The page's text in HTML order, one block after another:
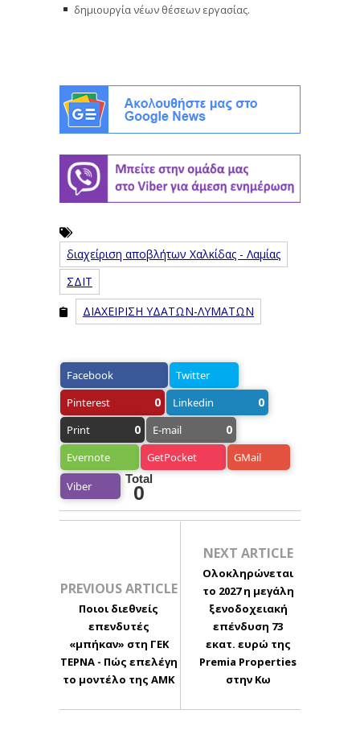
δημιουργία νέων θέσεων εργασίας.
διαχείριση αποβλήτων Χαλκίδας - Λαμίας
ΣΔΙΤ
ΔΙΑΧΕΙΡΙΣΗ ΥΔΑΤΩΝ-ΛΥΜΑΤΩΝ
Facebook
Twitter
Pinterest
0 Linkedin 0
Print 0 E-mail 0
Evernote GetPocket GMail
Viber
Total
0
PREVIOUS ARTICLE
Ποιοι διεθνείς
επενδυτές
«μπήκαν» στη ΓΕΚ
ΤΕΡΝΑ - Πώς επελέγη
το μοντέλο της ΑΜΚ
NEXT ARTICLE
Ολοκληρώνεται
το 2027 η μεγάλη
ξενοδοχειακή
επένδυση 73
εκατ. ευρώ της
Premia Properties
στην Κω